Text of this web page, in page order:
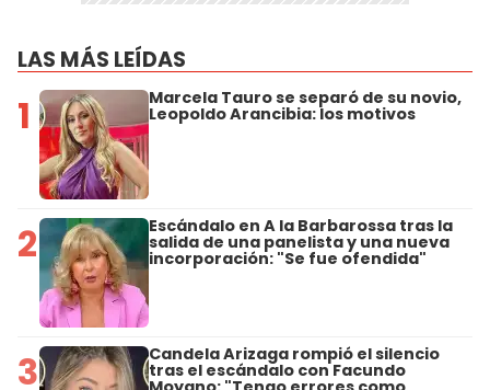
LAS MÁS LEÍDAS
1 Marcela Tauro se separó de su novio,
Leopoldo Arancibia: los motivos
2 Escándalo en A la Barbarossa tras la
salida de una panelista y una nueva
incorporación: "Se fue ofendida"
3 Candela Arizaga rompió el silencio
tras el escándalo con Facundo